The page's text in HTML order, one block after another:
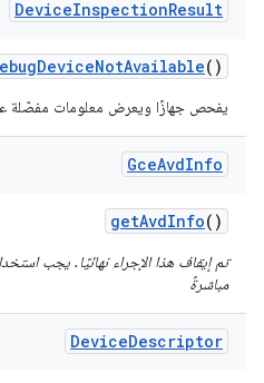
DeviceInspectionResult
DeviceNotAvailable()
يفحص جهازًا ويعرض معلومات مفصّلة
GceAvdInfo
getAvdInfo()
تم إيقاف هذا الإجراء نهائيًا. يجب
مباشرةً
DeviceDescriptor